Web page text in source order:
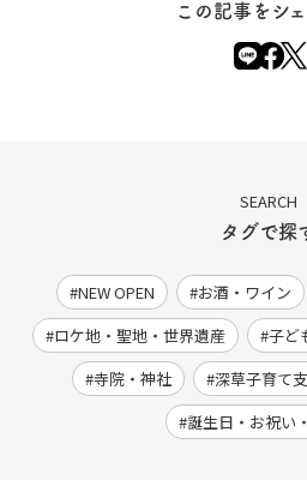
この記事をシ
SEARCH
タグで探
NEW OPEN お酒・ワイン
ロケ地・聖地・世界遺産
子ど
寺院・神社
深草子育て
誕生日・お祝い